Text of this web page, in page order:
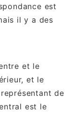
est
il y a des
et le
et le
de
est le